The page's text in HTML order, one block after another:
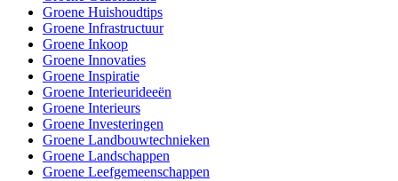
Groene Huishoudtips
Groene Infrastructuur
Groene Inkoop
Groene Innovaties
Groene Inspiratie
Groene Interieurideeën
Groene Interieurs
Groene Investeringen
Groene Landbouwtechnieken
Groene Landschappen
Groene Leefgemeenschappen